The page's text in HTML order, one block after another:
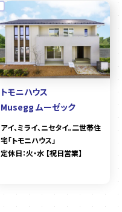
トモニハウス
Musegg ムーゼック
アイ、ミライ、ニセタイ。二世帯住
宅「トモニハウス」
定休日：火・水 【祝日営業】